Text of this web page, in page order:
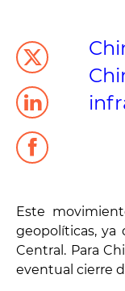
Este
geopolíticas, ya
Central. Para
eventual cierre